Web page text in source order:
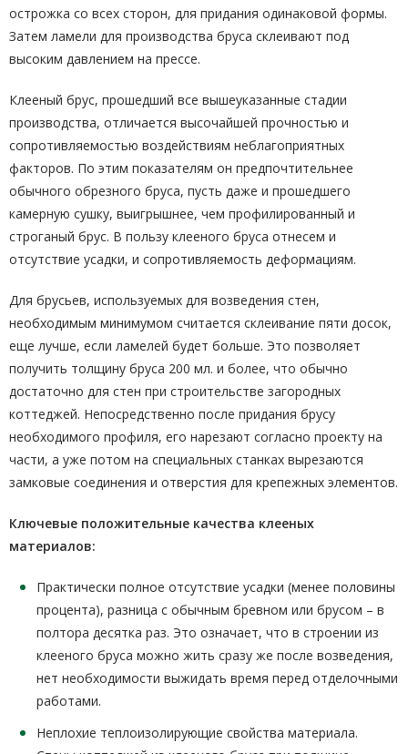
острожка со всех сторон, для придания одинаковой формы.
Затем ламели для производства бруса склеивают под
высоким давлением на прессе.
Клееный брус, прошедший все вышеуказанные стадии
производства, отличается высочайшей прочностью и
сопротивляемостью воздействиям неблагоприятных
факторов. По этим показателям он предпочтительнее
обычного обрезного бруса, пусть даже и прошедшего
камерную сушку, выигрышнее, чем профилированный и
строганый брус. В пользу клееного бруса отнесем и
отсутствие усадки, и сопротивляемость деформациям.
Для брусьев, используемых для возведения стен,
необходимым минимумом считается склеивание пяти досок,
еще лучше, если ламелей будет больше. Это позволяет
получить толщину бруса 200 мл. и более, что обычно
достаточно для стен при строительстве загородных
коттеджей. Непосредственно после придания брусу
необходимого профиля, его нарезают согласно проекту на
части, а уже потом на специальных станках вырезаются
замковые соединения и отверстия для крепежных элементов.
Ключевые положительные качества клееных
материалов:
Практически полное отсутствие усадки (менее половины
процента), разница с обычным бревном или брусом – в
полтора десятка раз. Это означает, что в строении из
клееного бруса можно жить сразу же после возведения,
нет необходимости выжидать время перед отделочными
работами.
Неплохие теплоизолирующие свойства материала.